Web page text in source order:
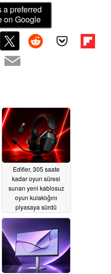
a preferred
on Google
Edifier, 305 saate
kadar oyun süresi
sunan yeni kablosuz
oyun kulaklığını
piyasaya sürdü
07/02/2026